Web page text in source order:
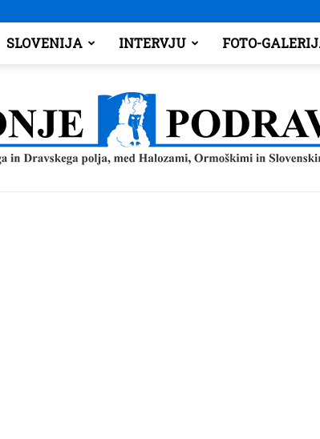
SLOVENIJA INTERVJU FOTO-